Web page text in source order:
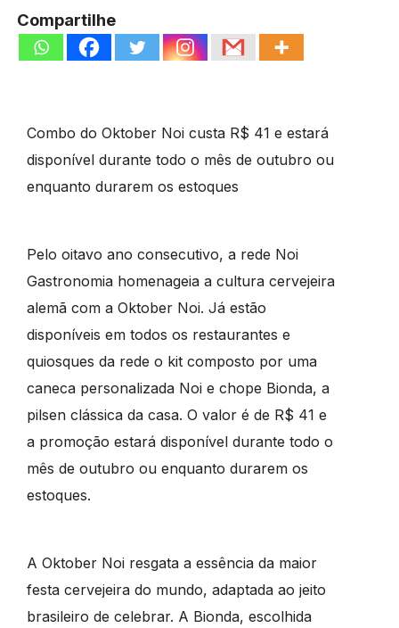
Compartilhe
Combo do Oktober Noi custa R$ 41 e estará
disponível durante todo o mês de outubro ou
enquanto durarem os estoques
Pelo oitavo ano consecutivo, a rede Noi
Gastronomia homenageia a cultura cervejeira
alemã com a Oktober Noi. Já estão
disponíveis em todos os restaurantes e
quiosques da rede o kit composto por uma
caneca personalizada Noi e chope Bionda, a
pilsen clássica da casa. O valor é de R$ 41 e
a promoção estará disponível durante todo o
mês de outubro ou enquanto durarem os
estoques.
A Oktober Noi resgata a essência da maior
festa cervejeira do mundo, adaptada ao jeito
brasileiro de celebrar. A Bionda, escolhida